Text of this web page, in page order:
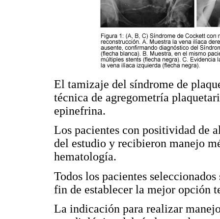
El tamizaje del síndrome de
técnica de agregometría
epinefrina.
Los pacientes con positividad de
del estudio y recibieron manejo
hematología.
Todos los pacientes
fin de establecer la mejor opción
La indicación para realizar